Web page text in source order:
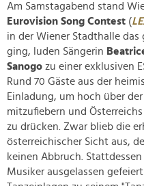
Am Samstagabend stand
Eurovision Song Contest (
in der Wiener Stadthalle das
ging, luden Sängerin
Sanogo zu einer exklusiven
Rund 70 Gäste aus der
Einladung, um hoch über
mitzufiebern und
zu drücken. Zwar blieb die
österreichischer Sicht aus,
keinen Abbruch.
Musiker ausgelassen